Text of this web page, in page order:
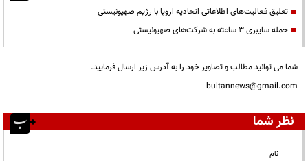
تعلیق فعالیت‌های اطلاعاتی اتحادیه اروپا با رژیم صهیونیستی
حمله سایبری ۳ ساعته به شرکت‌های صهیونیستی
شما می توانید مطالب و تصاویر خود را به آدرس زیر ارسال فرمایید.
bultannews@gmail.com
نظر شما
نام